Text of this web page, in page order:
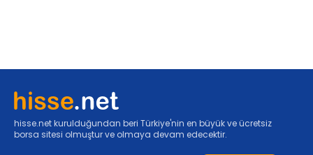
hisse.net kurulduğundan beri Türkiye'nin en büyük ve ücretsiz
borsa sitesi olmuştur ve olmaya devam edecektir.